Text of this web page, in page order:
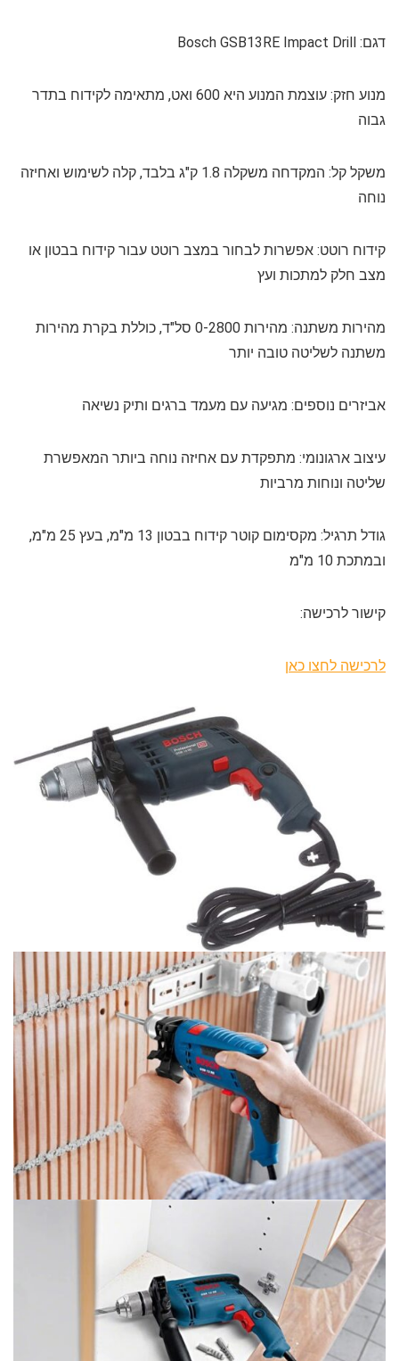
דגם: Bosch GSB13RE Impact Drill
מנוע חזק: עוצמת המנוע היא 600 ואט, מתאימה לקידוח בתדר
גבוה
משקל קל: המקדחה משקלה 1.8 ק"ג בלבד, קלה לשימוש ואחיזה
נוחה
קידוח רוטט: אפשרות לבחור במצב רוטט עבור קידוח בבטון או
מצב חלק למתכות ועץ
מהירות משתנה: מהירות 0-2800 סל"ד, כוללת בקרת מהירות
משתנה לשליטה טובה יותר
אביזרים נוספים: מגיעה עם מעמד ברגים ותיק נשיאה
עיצוב ארגונומי: מתפקדת עם אחיזה נוחה ביותר המאפשרת
שליטה ונוחות מרביות
גודל תרגיל: מקסימום קוטר קידוח בבטון 13 מ"מ, בעץ 25 מ"מ,
ובמתכת 10 מ"מ
קישור לרכישה:
לרכישה לחצו כאן